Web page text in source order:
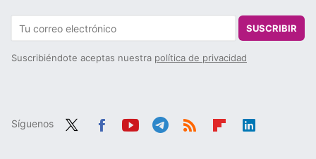
SUSCRIBIR
Suscribiéndote aceptas nuestra política de privacidad
Síguenos